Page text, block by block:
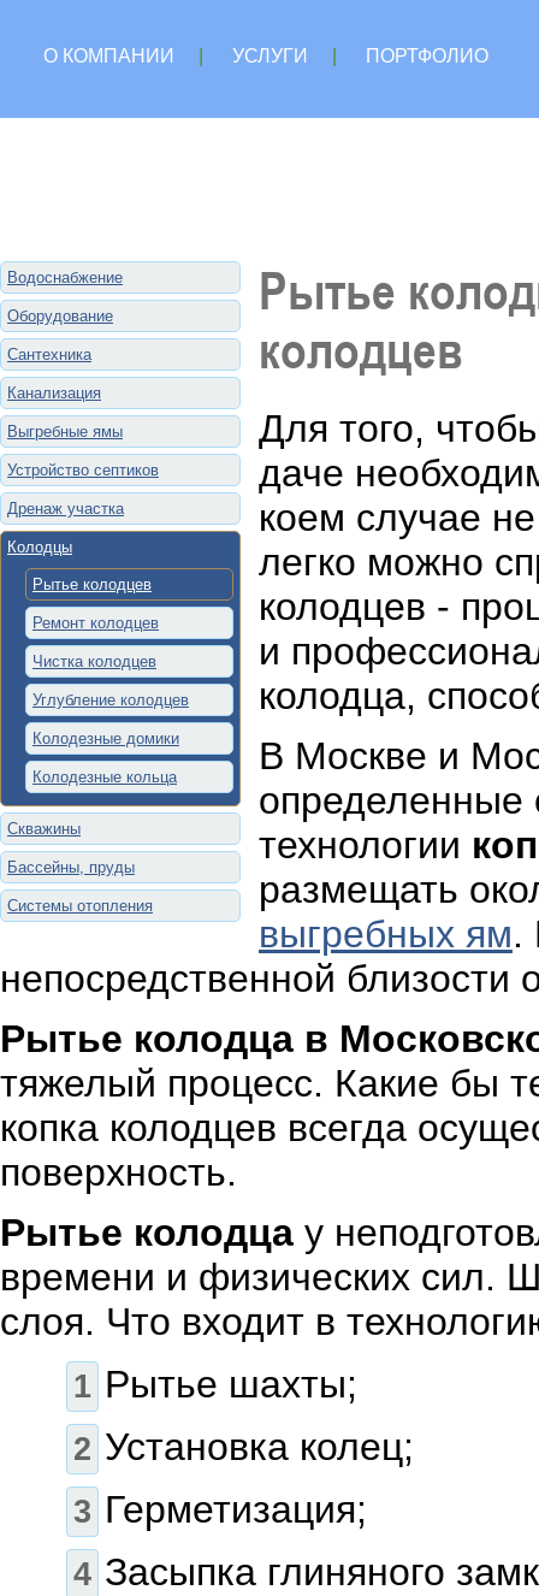
О КОМПАНИИ УСЛУГИ
ПОРТФОЛИО
Водоснабжение
Оборудование
Сантехника
Канализация
Выгребные ямы
Устройство септиков
Дренаж участка
Колодцы
Рытье колодцев
Ремонт колодцев
Чистка колодцев
Углубление колодцев
Колодезные домики
Колодезные кольца
Скважины
Бассейны, пруды
Системы отопления
Рытье
колодцев
Для того,
даче
коем случае
легко можно
колодцев -
и
колодца,
В Москве и
определенные
технологии
размещать
выгребных ям.
непосредственной
Рытье колодца в
тяжелый процесс. Какие бы
копка колодцев всегда
поверхность.
Рытье колодца у
времени и физических сил.
слоя. Что входит в
Рытье шахты;
Установка колец;
Герметизация;
Засыпка глиняного